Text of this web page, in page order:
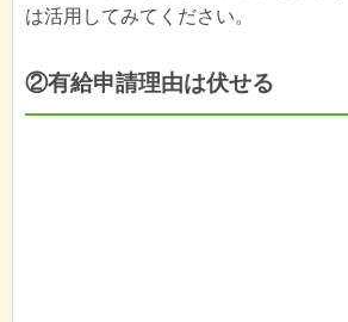
は活用してみてください。
②有給申請理由は伏せる